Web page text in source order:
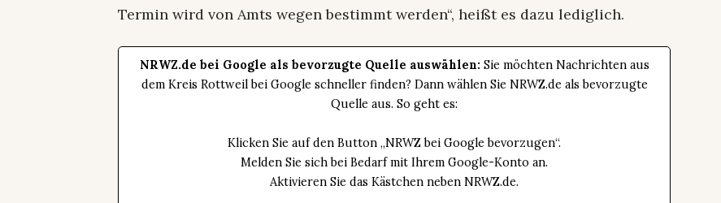
Termin wird von Amts wegen bestimmt werden“, heißt es dazu lediglich.
NRWZ.de bei Google als bevorzugte Quelle auswählen: Sie möchten Nachrichten aus
dem Kreis Rottweil bei Google schneller finden? Dann wählen Sie NRWZ.de als bevorzugte
Quelle aus. So geht es:
Klicken Sie auf den Button „NRWZ bei Google bevorzugen“.
Melden Sie sich bei Bedarf mit Ihrem Google-Konto an.
Aktivieren Sie das Kästchen neben NRWZ.de.